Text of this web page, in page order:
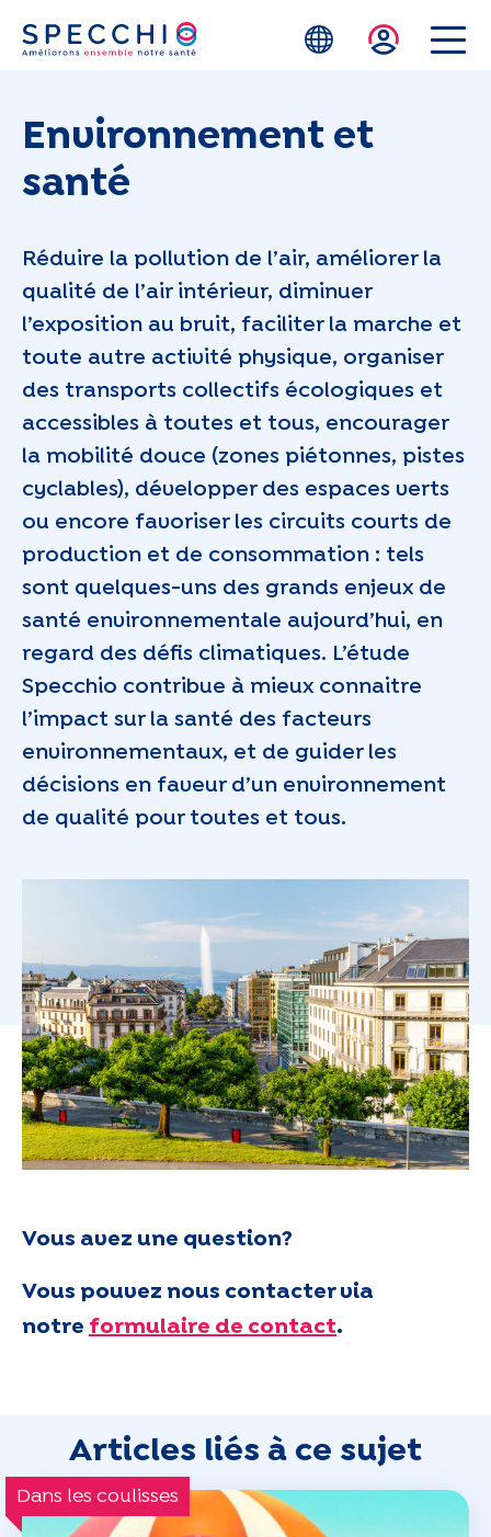
Skip to main content
Environnement et
santé
Réduire la pollution de l’air, améliorer la
qualité de l’air intérieur, diminuer
l’exposition au bruit, faciliter la marche et
toute autre activité physique, organiser
des transports collectifs écologiques et
accessibles à toutes et tous, encourager
la mobilité douce (zones piétonnes, pistes
cyclables), développer des espaces verts
ou encore favoriser les circuits courts de
production et de consommation : tels
sont quelques-uns des grands enjeux de
santé environnementale aujourd’hui, en
regard des défis climatiques. L’étude
Specchio contribue à mieux connaitre
l’impact sur la santé des facteurs
environnementaux, et de guider les
décisions en faveur d’un environnement
de qualité pour toutes et tous.
Vous avez une question?
Vous pouvez nous contacter via
notre formulaire de contact.
Articles liés à ce sujet
Dans les coulisses